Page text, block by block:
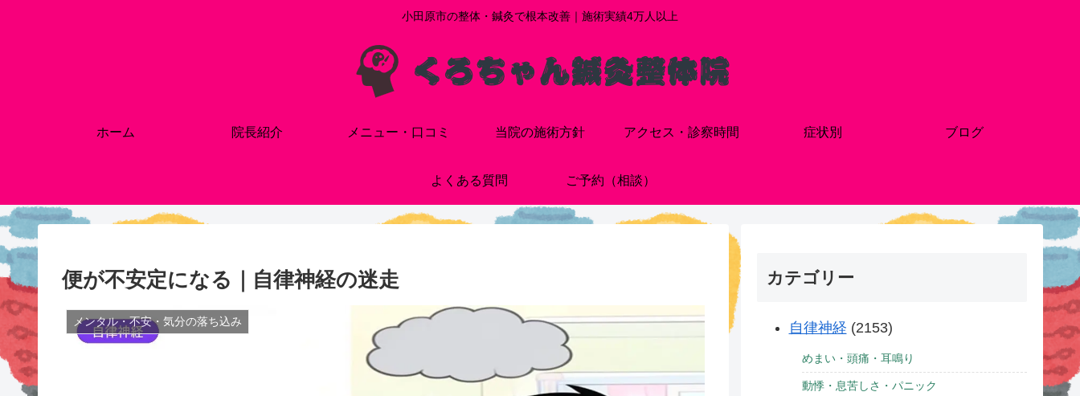
小田原市の整体・鍼灸で根本改善｜施術実績4万人以上
ホーム 院長紹介 メニュー・口コミ 当院の施術方針 アクセス・診察時間 症状別 ブログ
よくある質問 ご予約（相談）
便が不安定になる｜自律神経の迷走
メンタル・不安・気分の落ち込み
カテゴリー
自律神経 (2153)
めまい・頭痛・耳鳴り
動悸・息苦しさ・パニック